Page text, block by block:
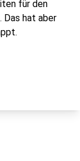
für den
Das hat aber